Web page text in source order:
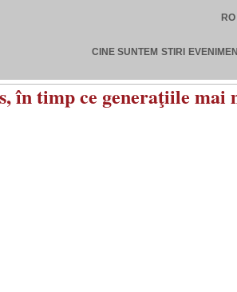
RO
CINE SUNTEM STIRI
timp ce generaţiile mai